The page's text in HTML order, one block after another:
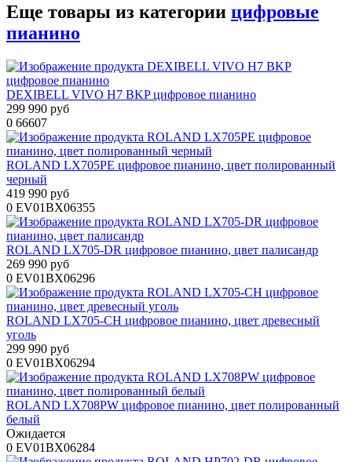
Еще товары из категории цифровые
пианино
DEXIBELL VIVO H7 BKP цифровое пианино
299 990 руб
0 66607
ROLAND LX705PE цифровое пианино, цвет полированный
черный
419 990 руб
0 EV01BX06355
ROLAND LX705-DR цифровое пианино, цвет палисандр
269 990 руб
0 EV01BX06296
ROLAND LX705-CH цифровое пианино, цвет древесный
уголь
299 990 руб
0 EV01BX06294
ROLAND LX708PW цифровое пианино, цвет полированный
белый
Ожидается
0 EV01BX06284